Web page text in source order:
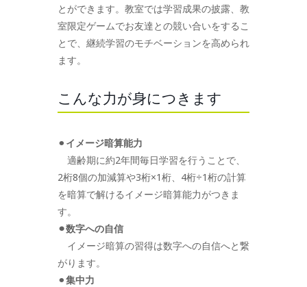
とができます。教室では学習成果の披露、教
室限定ゲームでお友達との競い合いをするこ
とで、継続学習のモチベーションを高められ
ます。
こんな力が身につきます
⚫︎ イメージ暗算能力
適齢期に約2年間毎日学習を行うことで、
2桁8個の加減算や3桁×1桁、4桁÷1桁の計算
を暗算で解けるイメージ暗算能力がつきま
す。
⚫︎数字への自信
イメージ暗算の習得は数字への自信へと繋
がります。
⚫︎集中力